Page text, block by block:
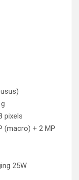
pixels
(macro) + 2 MP
25W